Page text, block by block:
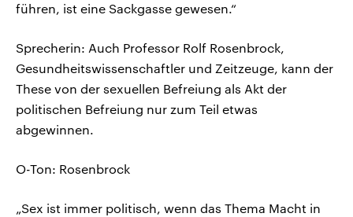
führen, ist eine Sackgasse gewesen.“
Sprecherin: Auch Professor Rolf Rosenbrock,
Gesundheitswissenschaftler und Zeitzeuge, kann der
These von der sexuellen Befreiung als Akt der
politischen Befreiung nur zum Teil etwas
abgewinnen.
O-Ton: Rosenbrock
„Sex ist immer politisch, wenn das Thema Macht in